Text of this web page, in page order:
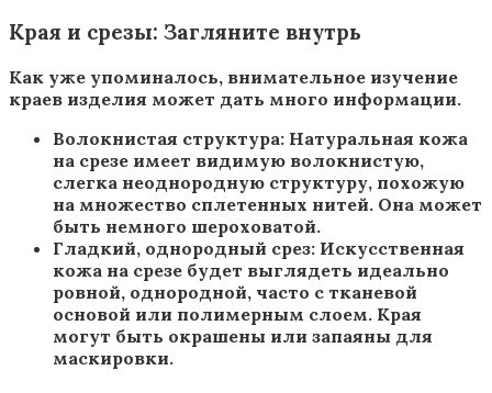
Края и срезы: Загляните внутрь
Как уже упоминалось, внимательное изучение
краев изделия может дать много информации.
Волокнистая структура: Натуральная кожа
на срезе имеет видимую волокнистую,
слегка неоднородную структуру, похожую
на множество сплетенных нитей. Она может
быть немного шероховатой.
Гладкий, однородный срез: Искусственная
кожа на срезе будет выглядеть идеально
ровной, однородной, часто с тканевой
основой или полимерным слоем. Края
могут быть окрашены или запаяны для
маскировки.